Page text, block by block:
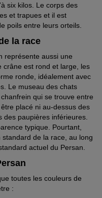
six kilos. Le corps des
et trapues et il est
poils entre leurs orteils.
la race
représente aussi une
crâne est rond et large, les
ronde, idéalement avec
Le museau des chats
qui se trouve entre
placé ni au-dessus des
des paupières inférieures.
typique. Pourtant,
standard de la race, au long
actuel du Persan.
toutes les couleurs de
: